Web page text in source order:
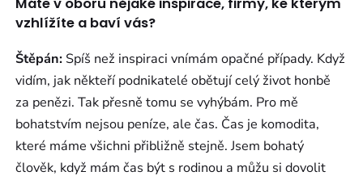
Máte v oboru nějaké inspirace, firmy, ke kterým
vzhlížíte a baví vás?
Štěpán: Spíš než inspiraci vnímám opačné případy. Když
vidím, jak někteří podnikatelé obětují celý život honbě
za penězi. Tak přesně tomu se vyhýbám. Pro mě
bohatstvím nejsou peníze, ale čas. Čas je komodita,
které máme všichni přibližně stejně. Jsem bohatý
člověk, když mám čas být s rodinou a můžu si dovolit